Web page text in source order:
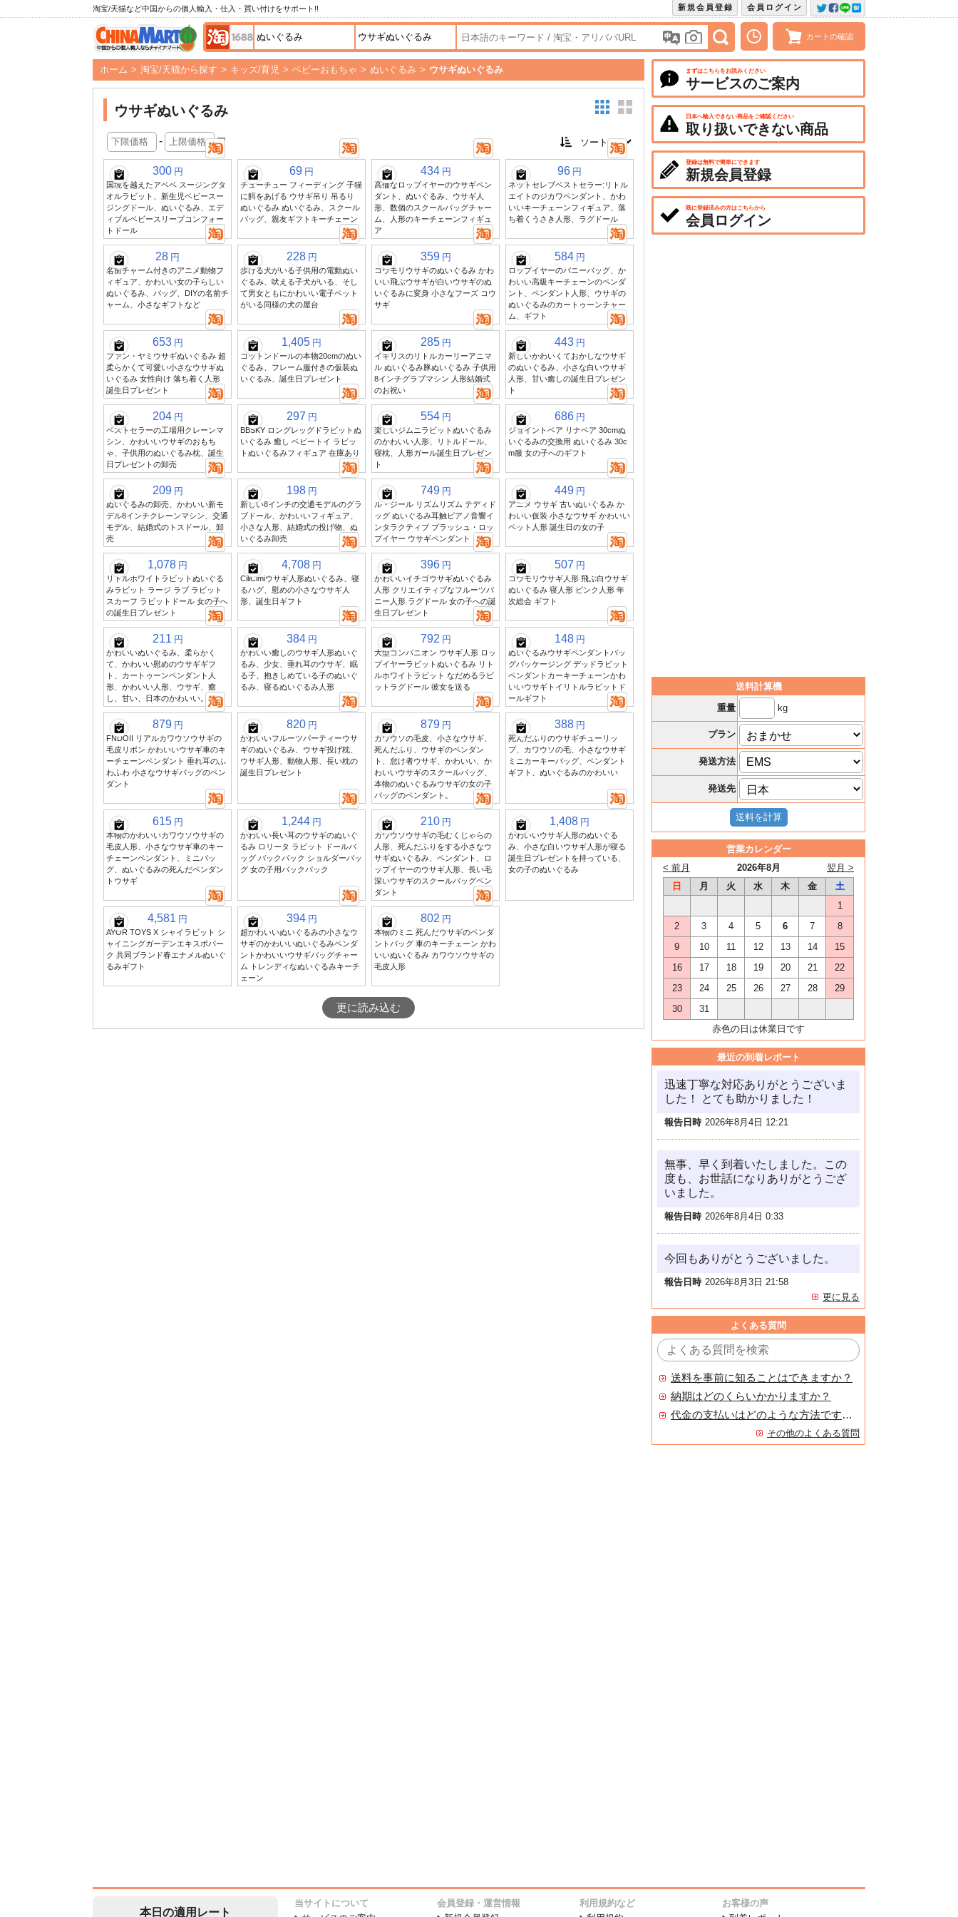
淘宝/天猫など中国からの個人輸入・仕入・買い付けをサポート!! 会員ログイン
新規会員登録
カートの確認
ホーム > 淘宝/天猫から探す > キッズ/育児 > ベビーおもちゃ > ぬいぐるみ > ウサギぬいぐるみ
ウサギぬいぐるみ
- 円
300 円
国境を越えたアベベ スージングタ
オルラビット、新生児ベビースー
ジングドール、ぬいぐるみ、エデ
ィブルベビースリープコンフォー
トドール
69 円
チューチュー フィーディング 子猫
に餌をあげる ウサギ吊り 吊るり
ぬいぐるみ ぬいぐるみ、スクール
バッグ、親友ギフトキーチェーン
434 円
高価なロップイヤーのウサギペン
ダント、ぬいぐるみ、ウサギ人
形、数個のスクールバッグチャー
ム、人形のキーチェーンフィギュ
ア
96 円
ネットセレブベストセラー:リトル
エイトのジカワペンダント、かわ
いいキーチェーンフィギュア、落
ち着くうさき人形、ラグドール
28 円
名前チャーム付きのアニメ動物フ
ィギュア、かわいい女の子らしい
ぬいぐるみ、バッグ、DIYの名前チ
ャーム、小さなギフトなど
228 円
歩ける犬がいる子供用の電動ぬい
ぐるみ、吠える子犬がいる、そし
て男女ともにかわいい電子ペット
がいる同様の犬の屋台
359 円
コウモリウサギのぬいぐるみ かわ
いい飛ぶウサギが白いウサギのぬ
いぐるみに変身 小さなフーズ コウ
サギ
584 円
ロップイヤーのバニーバッグ、か
わいい高級キーチェーンのペンダ
ント、ペンダント人形、ウサギの
ぬいぐるみのカートゥーンチャー
ム、ギフト
653 円
ファン・ヤミウサギぬいぐるみ 超
柔らかくて可愛い小さなウサギぬ
いぐるみ 女性向け 落ち着く人形
誕生日プレゼント
1,405 円
コットンドールの本物20cmのぬい
ぐるみ、フレーム服付きの仮装ぬ
いぐるみ、誕生日プレゼント
285 円
イギリスのリトルカーリーアニマ
ル ぬいぐるみ豚ぬいぐるみ 子供用
8インチグラブマシン 人形結婚式
のお祝い
443 円
新しいかわいくておかしなウサギ
のぬいぐるみ、小さな白いウサギ
人形、甘い癒しの誕生日プレゼン
ト
204 円
ベストセラーの工場用クレーンマ
シン、かわいいウサギのおもち
ゃ、子供用のぬいぐるみ枕、誕生
日プレゼントの卸売
297 円
BBSKY ロングレッグドラビットぬ
いぐるみ 癒し ベビートイ ラビッ
トぬいぐるみフィギュア 在庫あり
554 円
楽しいジムニラビットぬいぐるみ
のかわいい人形、リトルドール、
寝枕、人形ガール誕生日プレゼン
ト
686 円
ジョイントベア リナベア 30cmぬ
いぐるみの交換用 ぬいぐるみ 30c
m服 女の子へのギフト
209 円
ぬいぐるみの卸売、かわいい新モ
デル8インチクレーンマシン、交通
モデル、結婚式のトスドール、卸
売
198 円
新しい8インチの交通モデルのグラ
ブドール、かわいいフィギュア、
小さな人形、結婚式の投げ物、ぬ
いぐるみ卸売
749 円
ル・ジール リズムリズム テディド
ッグ ぬいぐるみ耳触ピアノ音響イ
ンタラクティブ プラッシュ・ロッ
プイヤー ウサギペンダント
449 円
アニメ ウサギ 古いぬいぐるみ か
わいい仮装 小さなウサギ かわいい
ペット人形 誕生日の女の子
1,078 円
リトルホワイトラビットぬいぐる
みラビット ラージ ラブ ラビット
スカーフ ラビットドール 女の子へ
の誕生日プレゼント
4,708 円
CiliCimiウサギ人形ぬいぐるみ、寝
るハグ、慰めの小さなウサギ人
形、誕生日ギフト
396 円
かわいいイチゴウサギぬいぐるみ
人形 クリエイティブなフルーツバ
ニー人形 ラグドール 女の子への誕
生日プレゼント
507 円
コウモリウサギ人形 飛ぶ白ウサギ
ぬいぐるみ 寝人形 ピンク人形 年
次総会 ギフト
211 円
かわいいぬいぐるみ、柔らかく
て、かわいい慰めのウサギギフ
ト、カートゥーンペンダント人
形、かわいい人形、ウサギ、癒
し、甘い、日本のかわいい。
384 円
かわいい癒しのウサギ人形ぬいぐ
るみ、少女、垂れ耳のウサギ、眠
る子、抱きしめている子のぬいぐ
るみ、寝るぬいぐるみ人形
792 円
大型コンパニオン ウサギ人形 ロッ
プイヤーラビットぬいぐるみ リト
ルホワイトラビット なだめるラビ
ットラグドール 彼女を送る
148 円
ぬいぐるみウサギペンダントバッ
グパッケージング デッドラビット
ペンダントカーキーチェーンかわ
いいウサギトイリトルラビットド
ールギフト
879 円
FNDOII リアルカワウソウサギの
毛皮リボン かわいいウサギ車のキ
ーチェーンペンダント 垂れ耳のふ
わふわ 小さなウサギバッグのペン
ダント
820 円
かわいいフルーツパーティーウサ
ギのぬいぐるみ、ウサギ投げ枕、
ウサギ人形、動物人形、長い枕の
誕生日プレゼント
879 円
カワウソの毛皮、小さなウサギ、
死んだふり、ウサギのペンダン
ト、怠け者ウサギ、かわいい、か
わいいウサギのスクールバッグ、
本物のぬいぐるみウサギの女の子
バッグのペンダント。
388 円
死んだふりのウサギチューリッ
プ、カワウソの毛、小さなウサギ
ミニカーキーバッグ、ペンダント
ギフト、ぬいぐるみのかわいい
615 円
本物のかわいいカワウソウサギの
毛皮人形、小さなウサギ車のキー
チェーンペンダント、ミニバッ
グ、ぬいぐるみの死んだペンダン
トウサギ
1,244 円
かわいい長い耳のウサギのぬいぐ
るみ ロリータ ラビット ドールバ
ッグ バックパック ショルダーバッ
グ 女の子用バックパック
210 円
カワウソウサギの毛むくじゃらの
人形、死んだふりをする小さなウ
サギぬいぐるみ、ペンダント、ロ
ップイヤーのウサギ人形、長い毛
深いウサギのスクールバッグペン
ダント
1,408 円
かわいいウサギ人形のぬいぐる
み、小さな白いウサギ人形が寝る
誕生日プレゼントを持っている、
女の子のぬいぐるみ
4,581 円
AYOR TOYS X シャイラビット シ
ャイニングガーデンエキスポパー
ク 共同ブランド春エナメルぬいぐ
るみギフト
394 円
超かわいいぬいぐるみの小さなウ
サギのかわいいぬいぐるみペンダ
ントかわいいウサギバッグチャー
ム トレンディなぬいぐるみキーチ
ェーン
802 円
本物のミニ 死んだウサギのペンダ
ントバッグ 車のキーチェーン かわ
いいぬいぐるみ カワウソウサギの
毛皮人形
更に読み込む
まずはこちらをお読みください
サービスのご案内
日本へ輸入できない商品をご確認ください
取り扱いできない商品
登録は無料で簡単にできます
新規会員登録
既に登録済みの方はこちらから
会員ログイン
送料計算機
重量
kg
プラン
発送方法
発送先
営業カレンダー
2026年8月
< 前月
翌月 >
日
月 火 水 木 金
土
1
2
3 4 5 6 7
8
9
10 11 12 13 14
15
16
17 18 19 20 21
22
23
24 25 26 27 28
29
30
31
赤色の日は休業日です
最近の到着レポート
迅速丁寧な対応ありがとうございま
した！ とても助かりました！
報告日時 2026年8月4日 12:21
無事、早く到着いたしました。この
度も、お世話になりありがとうござ
いました。
報告日時 2026年8月4日 0:33
今回もありがとうございました。
報告日時 2026年8月3日 21:58
更に見る
よくある質問
送料を事前に知ることはできますか？
納期はどのくらいかかりますか？
代金の支払いはどのような方法ですか？
その他のよくある質問
本日の適用レート
当サイトについて
会員登録・運営情報
利用規約など
お客様の声